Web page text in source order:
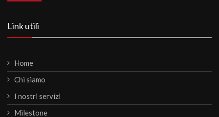
Link utili
Home
Chi siamo
I nostri servizi
Milestone